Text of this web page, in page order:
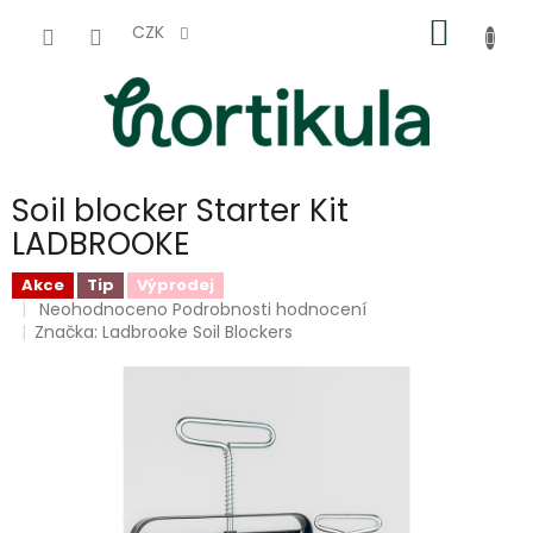
CZK
KOŠÍK
Soil blocker Starter Kit
LADBROOKE
Akce Tip Výprodej
Průměrné
hodnocení
Neohodnoceno Podrobnosti hodnocení
Značka:Ladbrooke Soil Blockers